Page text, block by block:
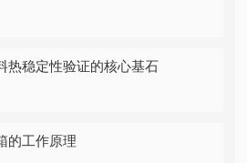
热稳定性验证的核心基石
的工作原理